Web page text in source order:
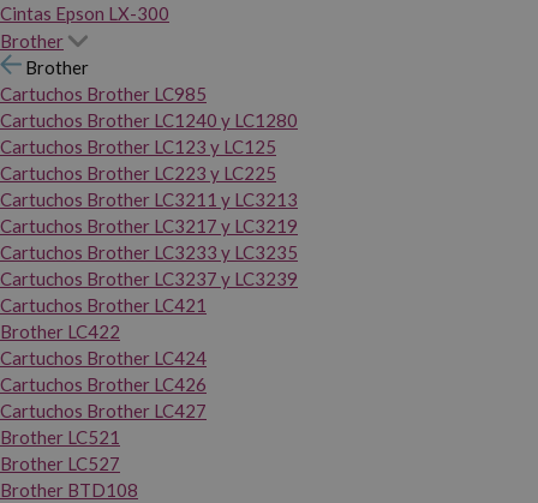
Cintas Epson LX-300
Brother
Brother
Cartuchos Brother LC985
Cartuchos Brother LC1240 y LC1280
Cartuchos Brother LC123 y LC125
Cartuchos Brother LC223 y LC225
Cartuchos Brother LC3211 y LC3213
Cartuchos Brother LC3217 y LC3219
Cartuchos Brother LC3233 y LC3235
Cartuchos Brother LC3237 y LC3239
Cartuchos Brother LC421
Brother LC422
Cartuchos Brother LC424
Cartuchos Brother LC426
Cartuchos Brother LC427
Brother LC521
Brother LC527
Brother BTD108